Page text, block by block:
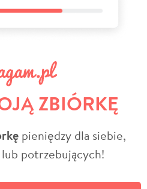
ZBIÓRKĘ
pieniędzy dla siebie,
potrzebujących!